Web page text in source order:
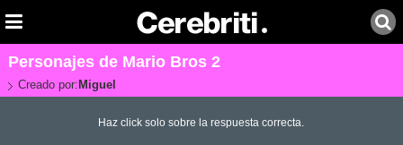
Personajes de Mario Bros 2
Creado por: Miguel
Haz click solo sobre la respuesta correcta.